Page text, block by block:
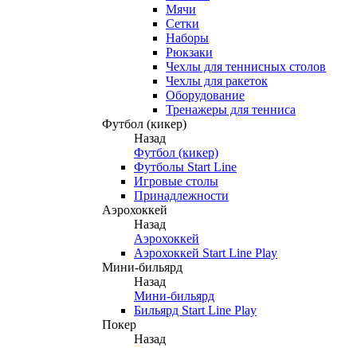
Мячи
Сетки
Наборы
Рюкзаки
Чехлы для теннисных столов
Чехлы для ракеток
Оборудование
Тренажеры для тенниса
Футбол (кикер)
Назад
Футбол (кикер)
Футболы Start Line
Игровые столы
Принадлежности
Аэрохоккей
Назад
Аэрохоккей
Аэрохоккей Start Line Play
Мини-бильярд
Назад
Мини-бильярд
Бильярд Start Line Play
Покер
Назад